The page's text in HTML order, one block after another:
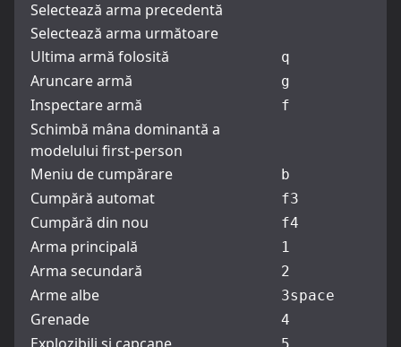
Selectează arma precedentă
Selectează arma următoare
Ultima armă folosită
q
Aruncare armă g
Inspectare armă f
Schimbă mâna dominantă a
modelului first-person
Meniu de cumpărare
b
Cumpără automat f3
Cumpără din nou f4
Arma principală 1
Arma secundară 2
Arme albe 3space
Grenade 4